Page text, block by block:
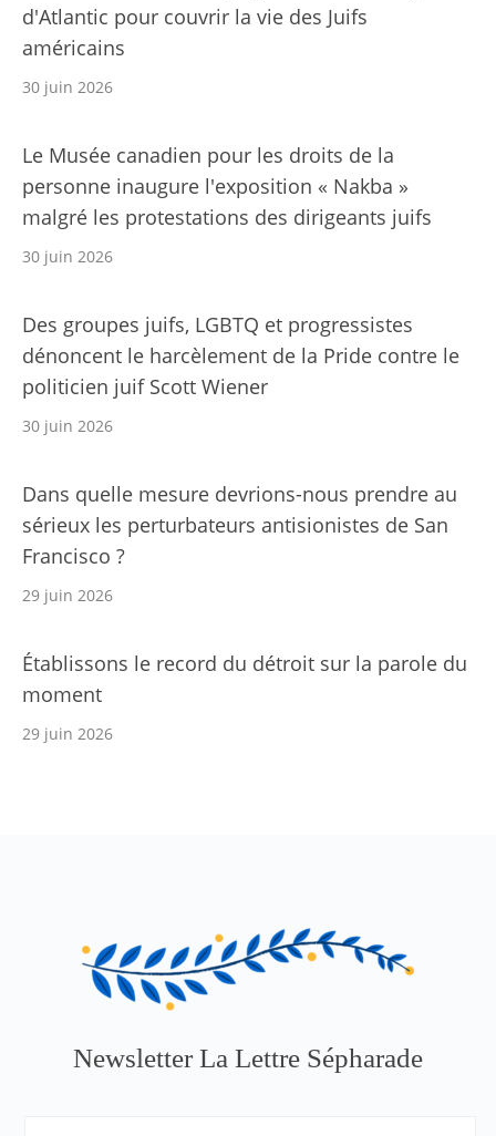
d'Atlantic pour couvrir la vie des Juifs
américains
30 juin 2026
Le Musée canadien pour les droits de la
personne inaugure l'exposition « Nakba »
malgré les protestations des dirigeants juifs
30 juin 2026
Des groupes juifs, LGBTQ et progressistes
dénoncent le harcèlement de la Pride contre le
politicien juif Scott Wiener
30 juin 2026
Dans quelle mesure devrions-nous prendre au
sérieux les perturbateurs antisionistes de San
Francisco ?
29 juin 2026
Établissons le record du détroit sur la parole du
moment
29 juin 2026
Newsletter La Lettre Sépharade